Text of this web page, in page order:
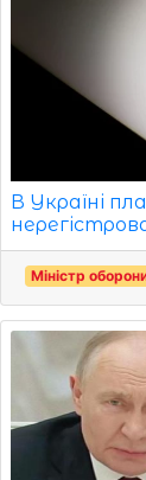
В Україні
Міністр